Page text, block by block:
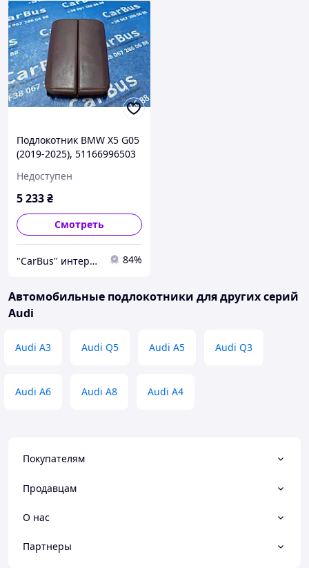
Подлокотник BMW X5 G05
(2019-2025), 51166996503
Недоступен
5 233₴
Смотреть
"CarBus" интернет-магазин запчастей 84%
Автомобильные подлокотники для других серий
Audi
Audi A3 Audi Q5 Audi A5 Audi Q3
Audi A6 Audi A8 Audi A4
Покупателям
Продавцам
О нас
Партнеры